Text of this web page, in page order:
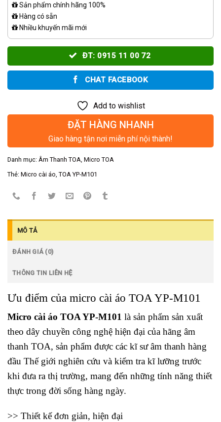
Sản phẩm chính hãng 100%
Hàng có sẵn
Nhiều khuyến mãi mới
ĐT: 0915 11 00 72
CHAT FACEBOOK
Add to wishlist
ĐẶT HÀNG NHANH
Giao hàng tận nơi miễn phí nội thành!
Danh mục: Âm Thanh TOA, Micro TOA
Thẻ: Micro cài áo, TOA YP-M101
MÔ TẢ
ĐÁNH GIÁ (0)
THÔNG TIN LIÊN HỆ
Ưu điểm của micro cài áo TOA YP-M101
Micro cài áo TOA YP-M101 là sản phẩm sản xuất
theo dây chuyền công nghệ hiện đại của hãng âm
thanh TOA, sản phẩm được các kĩ sư âm thanh hàng
đầu Thế giới nghiên cứu và kiểm tra kĩ lưỡng trước
khi đưa ra thị trường, mang đến những tính năng thiết
thực trong đời sống hàng ngày.
>> Thiết kế đơn giản, hiện đại